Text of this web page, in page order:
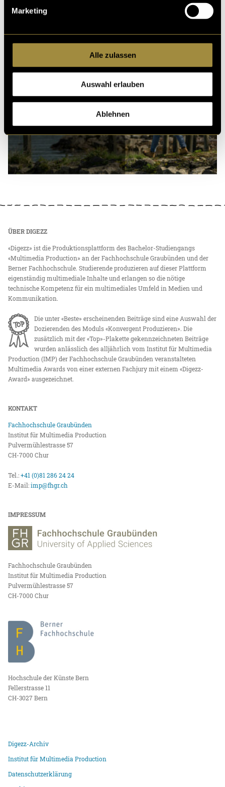
Marketing
Alle zulassen
Auswahl erlauben
Ablehnen
ÜBER DIGEZZ
«Digezz» ist die Produktionsplattform des Bachelor-Studiengangs
«Multimedia Production» an der Fachhochschule Graubünden und der
Berner Fachhochschule. Studierende produzieren auf dieser Plattform
eigenständig multimediale Inhalte und erlangen so die nötige
technische Kompetenz für ein multimediales Umfeld in Medien und
Kommunikation.
Die unter «Beste» erscheinenden Beiträge sind eine Auswahl der
Dozierenden des Moduls «Konvergent Produzieren». Die
zusätzlich mit der «Top»-Plakette gekennzeichneten Beiträge
wurden anlässlich des alljährlich vom Institut für Multimedia
Production (IMP) der Fachhochschule Graubünden veranstalteten
Multimedia Awards von einer externen Fachjury mit einem «Digezz-
Award» ausgezeichnet.
KONTAKT
Fachhochschule Graubünden
Institut für Multimedia Production
Pulvermühlestrasse 57
CH-7000 Chur
Tel.:+41 (0)81 286 24 24
E-Mail:imp@fhgr.ch
IMPRESSUM
Fachhochschule Graubünden
Institut für Multimedia Production
Pulvermühlestrasse 57
CH-7000 Chur
Hochschule der Künste Bern
Fellerstrasse 11
CH-3027 Bern
Digezz-Archiv
Institut für Multimedia Production
Datenschutzerklärung